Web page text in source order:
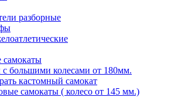
разборные
большими колесами от 180мм.
кастомный самокат
самокаты ( колесо от 145 мм.)